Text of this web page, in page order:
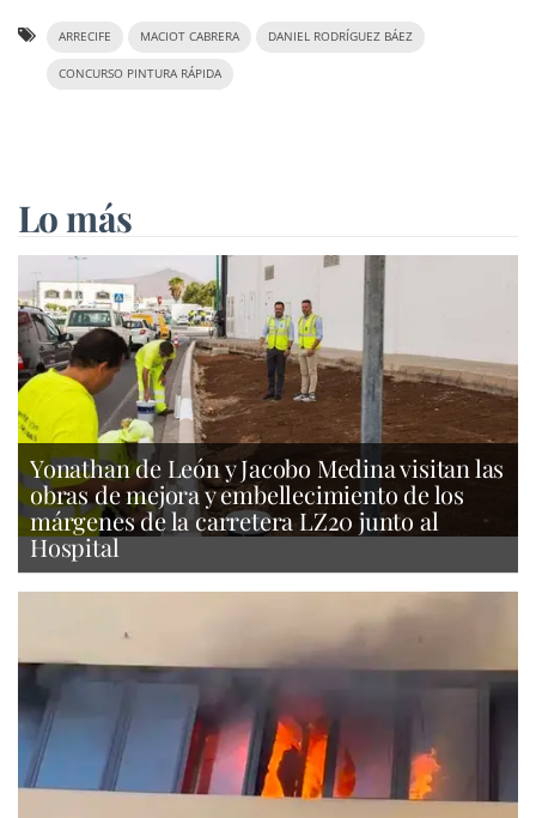
ARRECIFE MACIOT CABRERA DANIEL RODRÍGUEZ BÁEZ
CONCURSO PINTURA RÁPIDA
Lo más
Yonathan de León y Jacobo Medina visitan las
obras de mejora y embellecimiento de los
márgenes de la carretera LZ20 junto al
Hospital